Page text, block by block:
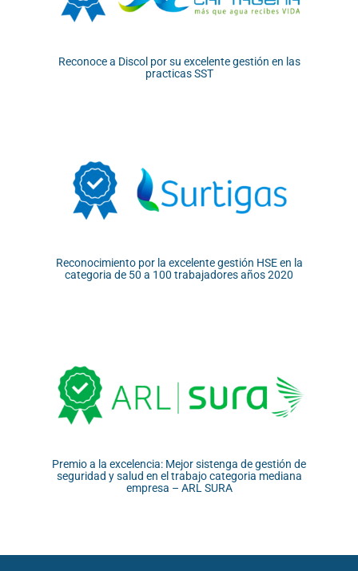
Reconoce a Discol por su excelente gestión en las
practicas SST
Reconocimiento por la excelente gestión HSE en la
categoria de 50 a 100 trabajadores años 2020
Premio a la excelencia: Mejor sistenga de gestión de
seguridad y salud en el trabajo categoria mediana
empresa – ARL SURA